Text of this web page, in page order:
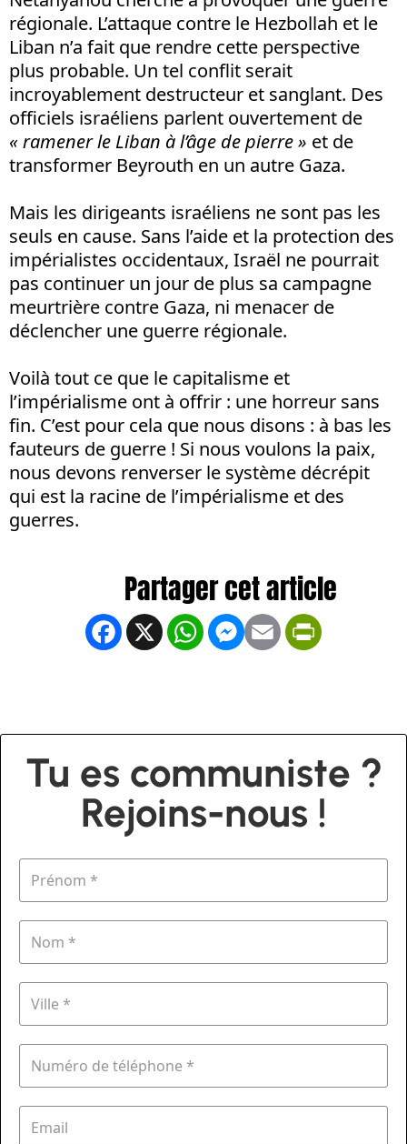
régionale. L’attaque contre le Hezbollah et le
Liban n’a fait que rendre cette perspective
plus probable. Un tel conflit serait
incroyablement destructeur et sanglant. Des
officiels israéliens parlent ouvertement de
« ramener le Liban à l’âge de pierre » et de
transformer Beyrouth en un autre Gaza.
Mais les dirigeants israéliens ne sont pas les
seuls en cause. Sans l’aide et la protection des
impérialistes occidentaux, Israël ne pourrait
pas continuer un jour de plus sa campagne
meurtrière contre Gaza, ni menacer de
déclencher une guerre régionale.
Voilà tout ce que le capitalisme et
l’impérialisme ont à offrir : une horreur sans
fin. C’est pour cela que nous disons : à bas les
fauteurs de guerre ! Si nous voulons la paix,
nous devons renverser le système décrépit
qui est la racine de l’impérialisme et des
guerres.
Facebook
X WhatsApp
Messenger
Email
Tu es communiste ?
Rejoins-nous !